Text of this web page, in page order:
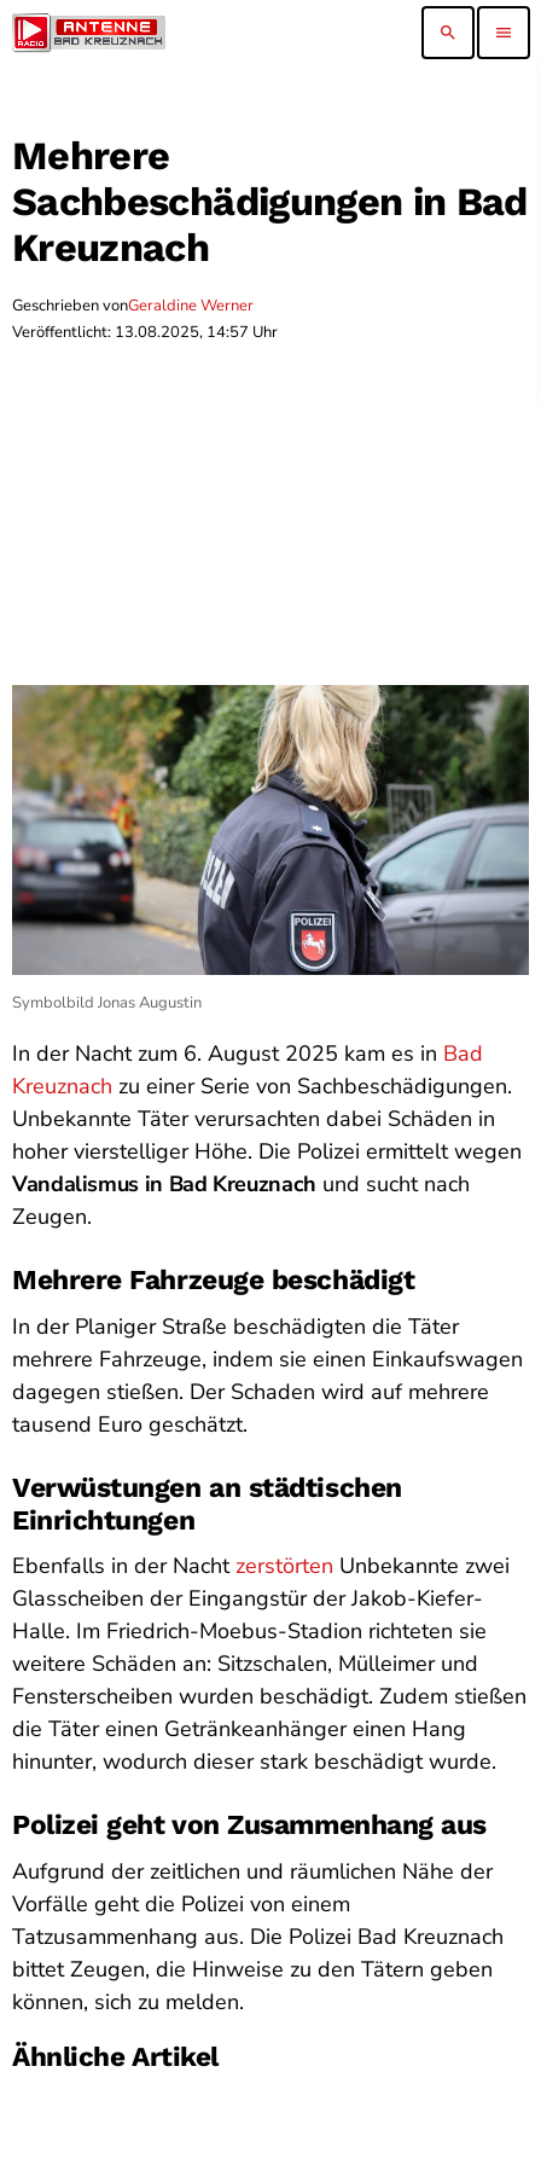
search menu
Mehrere
Sachbeschädigungen in Bad
Kreuznach
Geschrieben vonGeraldine Werner
Veröffentlicht: 13.08.2025, 14:57 Uhr
Symbolbild Jonas Augustin
In der Nacht zum 6. August 2025 kam es in Bad
Kreuznach zu einer Serie von Sachbeschädigungen.
Unbekannte Täter verursachten dabei Schäden in
hoher vierstelliger Höhe. Die Polizei ermittelt wegen
Vandalismus in Bad Kreuznach und sucht nach
Zeugen.
Mehrere Fahrzeuge beschädigt
In der Planiger Straße beschädigten die Täter
mehrere Fahrzeuge, indem sie einen Einkaufswagen
dagegen stießen. Der Schaden wird auf mehrere
tausend Euro geschätzt.
Verwüstungen an städtischen
Einrichtungen
Ebenfalls in der Nacht zerstörten Unbekannte zwei
Glasscheiben der Eingangstür der Jakob-Kiefer-
Halle. Im Friedrich-Moebus-Stadion richteten sie
weitere Schäden an: Sitzschalen, Mülleimer und
Fensterscheiben wurden beschädigt. Zudem stießen
die Täter einen Getränkeanhänger einen Hang
hinunter, wodurch dieser stark beschädigt wurde.
Polizei geht von Zusammenhang aus
Aufgrund der zeitlichen und räumlichen Nähe der
Vorfälle geht die Polizei von einem
Tatzusammenhang aus. Die Polizei Bad Kreuznach
bittet Zeugen, die Hinweise zu den Tätern geben
können, sich zu melden.
Ähnliche Artikel